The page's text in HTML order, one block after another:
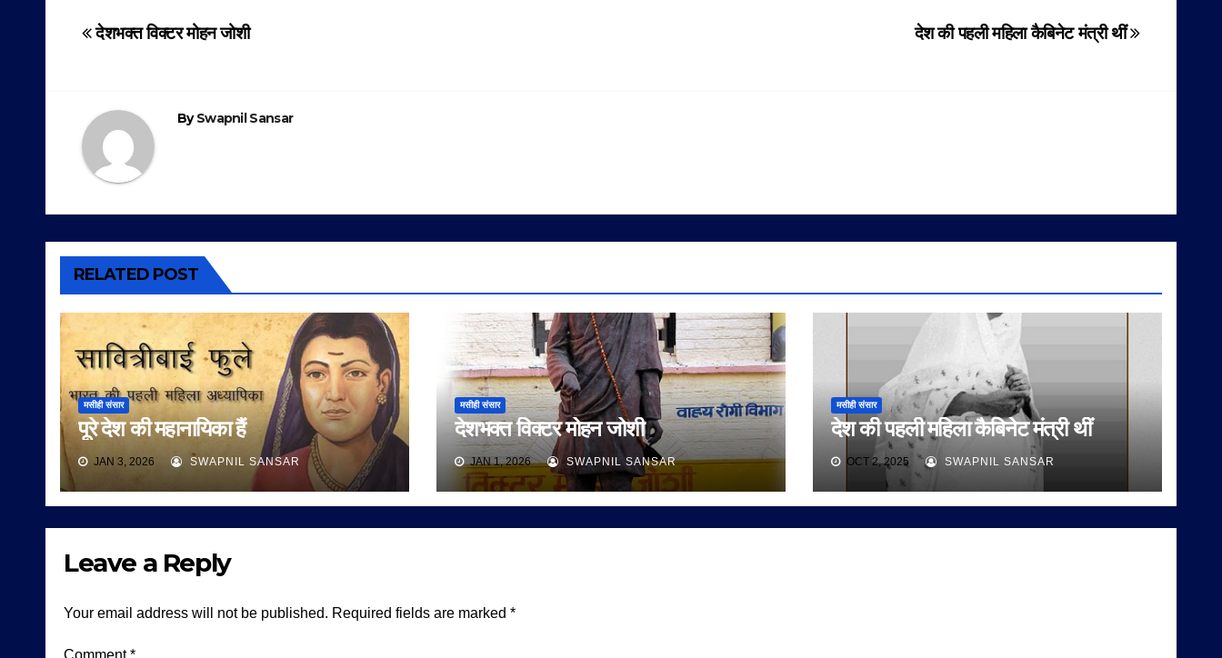
Post
देश की पहली महिला कैबिनेट मंत्री थीं
देशभक्त विक्टर मोहन जोशी
BySwapnil Sansar
RELATED POST
मसीही संसार
पूरे देश की महानायिका हैं
JAN 3, 2026 SWAPNIL SANSAR
मसीही संसार
देशभक्त विक्टर मोहन जोशी
JAN 1, 2026 SWAPNIL SANSAR
मसीही संसार
देश की पहली महिला कैबिनेट मंत्री थीं
OCT 2, 2025 SWAPNIL SANSAR
Leave a Reply
Your email address will not be published. Required fields are marked *
Comment*